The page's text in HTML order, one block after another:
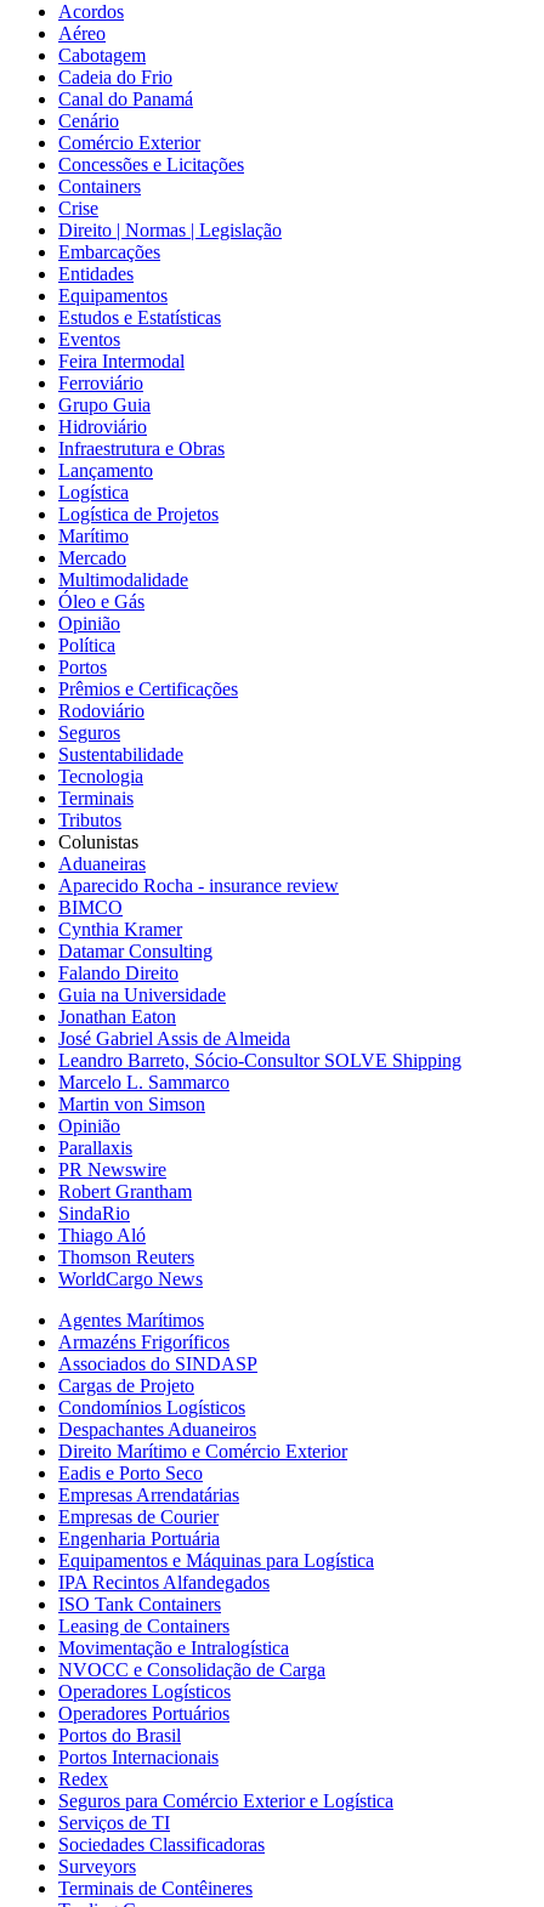
Acordos
Aéreo
Cabotagem
Cadeia do Frio
Canal do Panamá
Cenário
Comércio Exterior
Concessões e Licitações
Containers
Crise
Direito | Normas | Legislação
Embarcações
Entidades
Equipamentos
Estudos e Estatísticas
Eventos
Feira Intermodal
Ferroviário
Grupo Guia
Hidroviário
Infraestrutura e Obras
Lançamento
Logística
Logística de Projetos
Marítimo
Mercado
Multimodalidade
Óleo e Gás
Opinião
Política
Portos
Prêmios e Certificações
Rodoviário
Seguros
Sustentabilidade
Tecnologia
Terminais
Tributos
Colunistas
Aduaneiras
Aparecido Rocha - insurance review
BIMCO
Cynthia Kramer
Datamar Consulting
Falando Direito
Guia na Universidade
Jonathan Eaton
José Gabriel Assis de Almeida
Leandro Barreto, Sócio-Consultor SOLVE Shipping
Marcelo L. Sammarco
Martin von Simson
Opinião
Parallaxis
PR Newswire
Robert Grantham
SindaRio
Thiago Aló
Thomson Reuters
WorldCargo News
Agentes Marítimos
Armazéns Frigoríficos
Associados do SINDASP
Cargas de Projeto
Condomínios Logísticos
Despachantes Aduaneiros
Direito Marítimo e Comércio Exterior
Eadis e Porto Seco
Empresas Arrendatárias
Empresas de Courier
Engenharia Portuária
Equipamentos e Máquinas para Logística
IPA Recintos Alfandegados
ISO Tank Containers
Leasing de Containers
Movimentação e Intralogística
NVOCC e Consolidação de Carga
Operadores Logísticos
Operadores Portuários
Portos do Brasil
Portos Internacionais
Redex
Seguros para Comércio Exterior e Logística
Serviços de TI
Sociedades Classificadoras
Surveyors
Terminais de Contêineres